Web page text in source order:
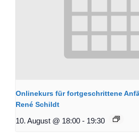
Onlinekurs für fortgeschrittene
René Schildt
10. August @ 18:00 - 19:30